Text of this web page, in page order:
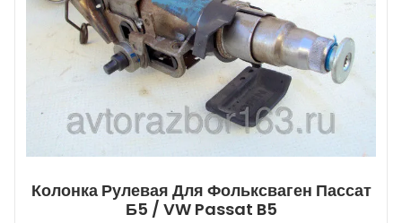
Колонка Рулевая Для Фольксваген Пассат
Б5 / VW Passat B5